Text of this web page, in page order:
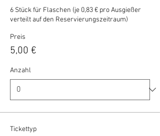
6 Stück für Flaschen (je 0,83 € pro Ausgießer
verteilt auf den Reservierungszeitraum)
Preis
5,00 €
Anzahl
Tickettyp